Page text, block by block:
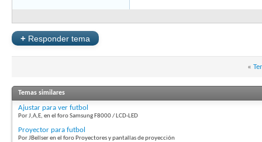
+ Responder tema
«
Temas similares
Ajustar para ver futbol
Por J,A,E, en el foro Samsung F8000 / LCD-LED
Proyector para futbol
Por JBellser en el foro Proyectores y pantallas de proyección